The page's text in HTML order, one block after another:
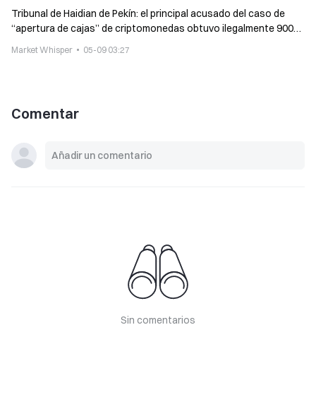
Tribunal de Haidian de Pekín: el principal acusado del caso de
“apertura de cajas” de criptomonedas obtuvo ilegalmente 900
condenado a 7 años
Market Whisper 05-09 03:27
Comentar
Sin comentarios